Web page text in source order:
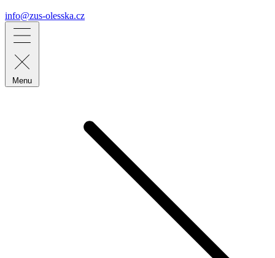
info@zus-olesska.cz
Menu